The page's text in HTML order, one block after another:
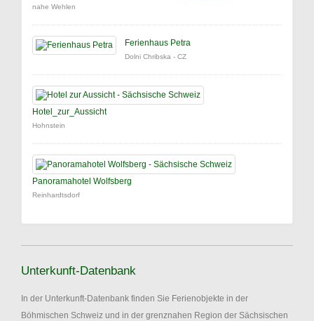
nahe Wehlen
Ferienhaus Petra
Dolni Chribska - CZ
Hotel_zur_Aussicht
Hohnstein
Panoramahotel Wolfsberg
Reinhardtsdorf
Unterkunft-Datenbank
In der Unterkunft-Datenbank finden Sie Ferienobjekte in der
Böhmischen Schweiz und in der grenznahen Region der Sächsischen